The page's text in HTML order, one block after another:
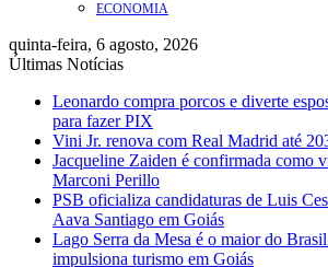
ECONOMIA
quinta-feira, 6 agosto, 2026
Últimas Notícias
Leonardo compra porcos e diverte
para fazer PIX
Vini Jr. renova com Real Madrid até
Jacqueline Zaiden é confirmada como
Marconi Perillo
PSB oficializa candidaturas de Luis
Aava Santiago em Goiás
Lago Serra da Mesa é o maior do
impulsiona turismo em Goiás